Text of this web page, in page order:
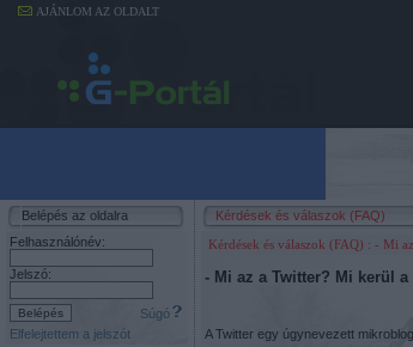
AJÁNLOM AZ OLDALT
Belépés az oldalra
Felhasználónév:
Jelszó:
Súgó
Elfelejtettem a jelszót
Kérdések és válaszok (FAQ)
Kérdések és válaszok (FAQ) : - Mi
- Mi az a Twitter? Mi kerül
A Twitter egy úgynevezett